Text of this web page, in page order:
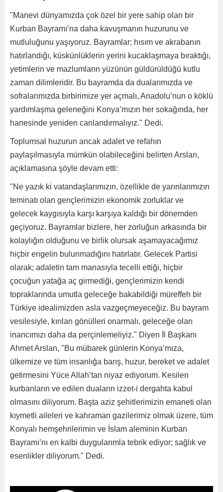
"Manevi dünyamızda çok özel bir yere sahip olan bir
Kurban Bayramı’na daha kavuşmanın huzurunu ve
mutluluğunu yaşıyoruz. Bayramlar; hısım ve akrabanın
hatırlandığı, küskünlüklerin yerini kucaklaşmaya bıraktığı,
yetimlerin ve mazlumların yüzünün güldürüldüğü kutlu
zaman dilimleridir. Bu bayramda da dualarımızda ve
sofralarımızda birbirimize yer açmalı, Anadolu’nun o köklü
yardımlaşma geleneğini Konya’mızın her sokağında, her
hanesinde yeniden canlandırmalıyız." Dedi.
Toplumsal huzurun ancak adalet ve refahın
paylaşılmasıyla mümkün olabileceğini belirten Arslan,
açıklamasına şöyle devam etti:
"Ne yazık ki vatandaşlarımızın, özellikle de yarınlarımızın
teminatı olan gençlerimizin ekonomik zorluklar ve
gelecek kaygısıyla karşı karşıya kaldığı bir dönemden
geçiyoruz. Bayramlar bizlere, her zorluğun arkasında bir
kolaylığın olduğunu ve birlik olursak aşamayacağımız
hiçbir engelin bulunmadığını hatırlatır. Gelecek Partisi
olarak; adaletin tam manasıyla tecelli ettiği, hiçbir
çocuğun yatağa aç girmediği, gençlerimizin kendi
topraklarında umutla geleceğe bakabildiği müreffeh bir
Türkiye idealimizden asla vazgeçmeyeceğiz. Bu bayram
vesilesiyle, kırılan gönülleri onarmalı, geleceğe olan
inancımızı daha da perçinlemeliyiz." Diyen İl Başkanı
Ahmet Arslan, "Bu mübarek günlerin Konya’mıza,
ülkemize ve tüm insanlığa barış, huzur, bereket ve adalet
getirmesini Yüce Allah’tan niyaz ediyorum. Kesilen
kurbanların ve edilen duaların izzet-i dergahta kabul
olmasını diliyorum. Başta aziz şehitlerimizin emaneti olan
kıymetli aileleri ve kahraman gazilerimiz olmak üzere, tüm
Konyalı hemşehrilerimin ve İslam aleminin Kurban
Bayramı’nı en kalbi duygularımla tebrik ediyor; sağlık ve
esenlikler diliyorum." Dedi.